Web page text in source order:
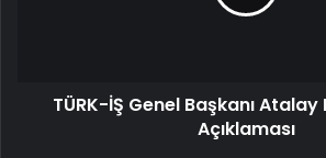
TÜRK-İŞ Genel Başkanı Atalay
Açıklaması